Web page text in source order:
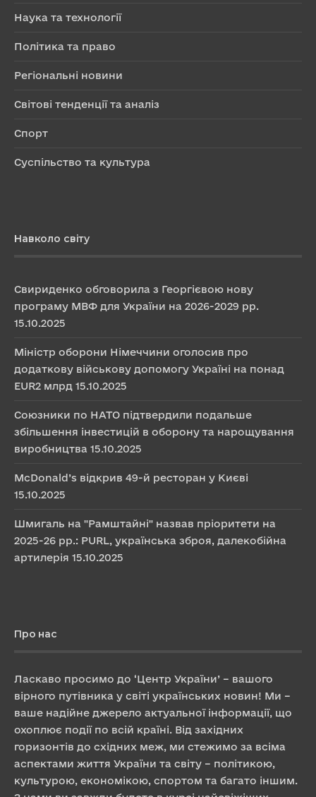
Наука та технології
Політика та право
Регіональні новини
Світові тенденції та аналіз
Спорт
Суспільство та культура
Навколо світу
Свириденко обговорила з Георгієвою нову
програму МВФ для України на 2026-2029 рр.
15.10.2025
Міністр оборони Німеччини оголосив про
додаткову військову допомогу Україні на понад
EUR2 млрд 15.10.2025
Союзники по НАТО підтвердили подальше
збільшення інвестицій в оборону та нарощування
виробництва 15.10.2025
McDonald’s відкрив 49-й ресторан у Києві
15.10.2025
Шмигаль на "Рамштайні" назвав пріоритети на
2025-26 рр.: PURL, українська зброя, далекобійна
артилерія 15.10.2025
Про нас
Ласкаво просимо до ‘Центр України’ – вашого
вірного путівника у світі українських новин! Ми –
ваше надійне джерело актуальної інформації, що
охоплює події по всій країні. Від західних
горизонтів до східних меж, ми стежимо за всіма
аспектами життя України та світу – політикою,
культурою, економікою, спортом та багато іншим.